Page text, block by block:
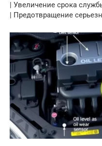
| Увеличение срока
| Предотвращение